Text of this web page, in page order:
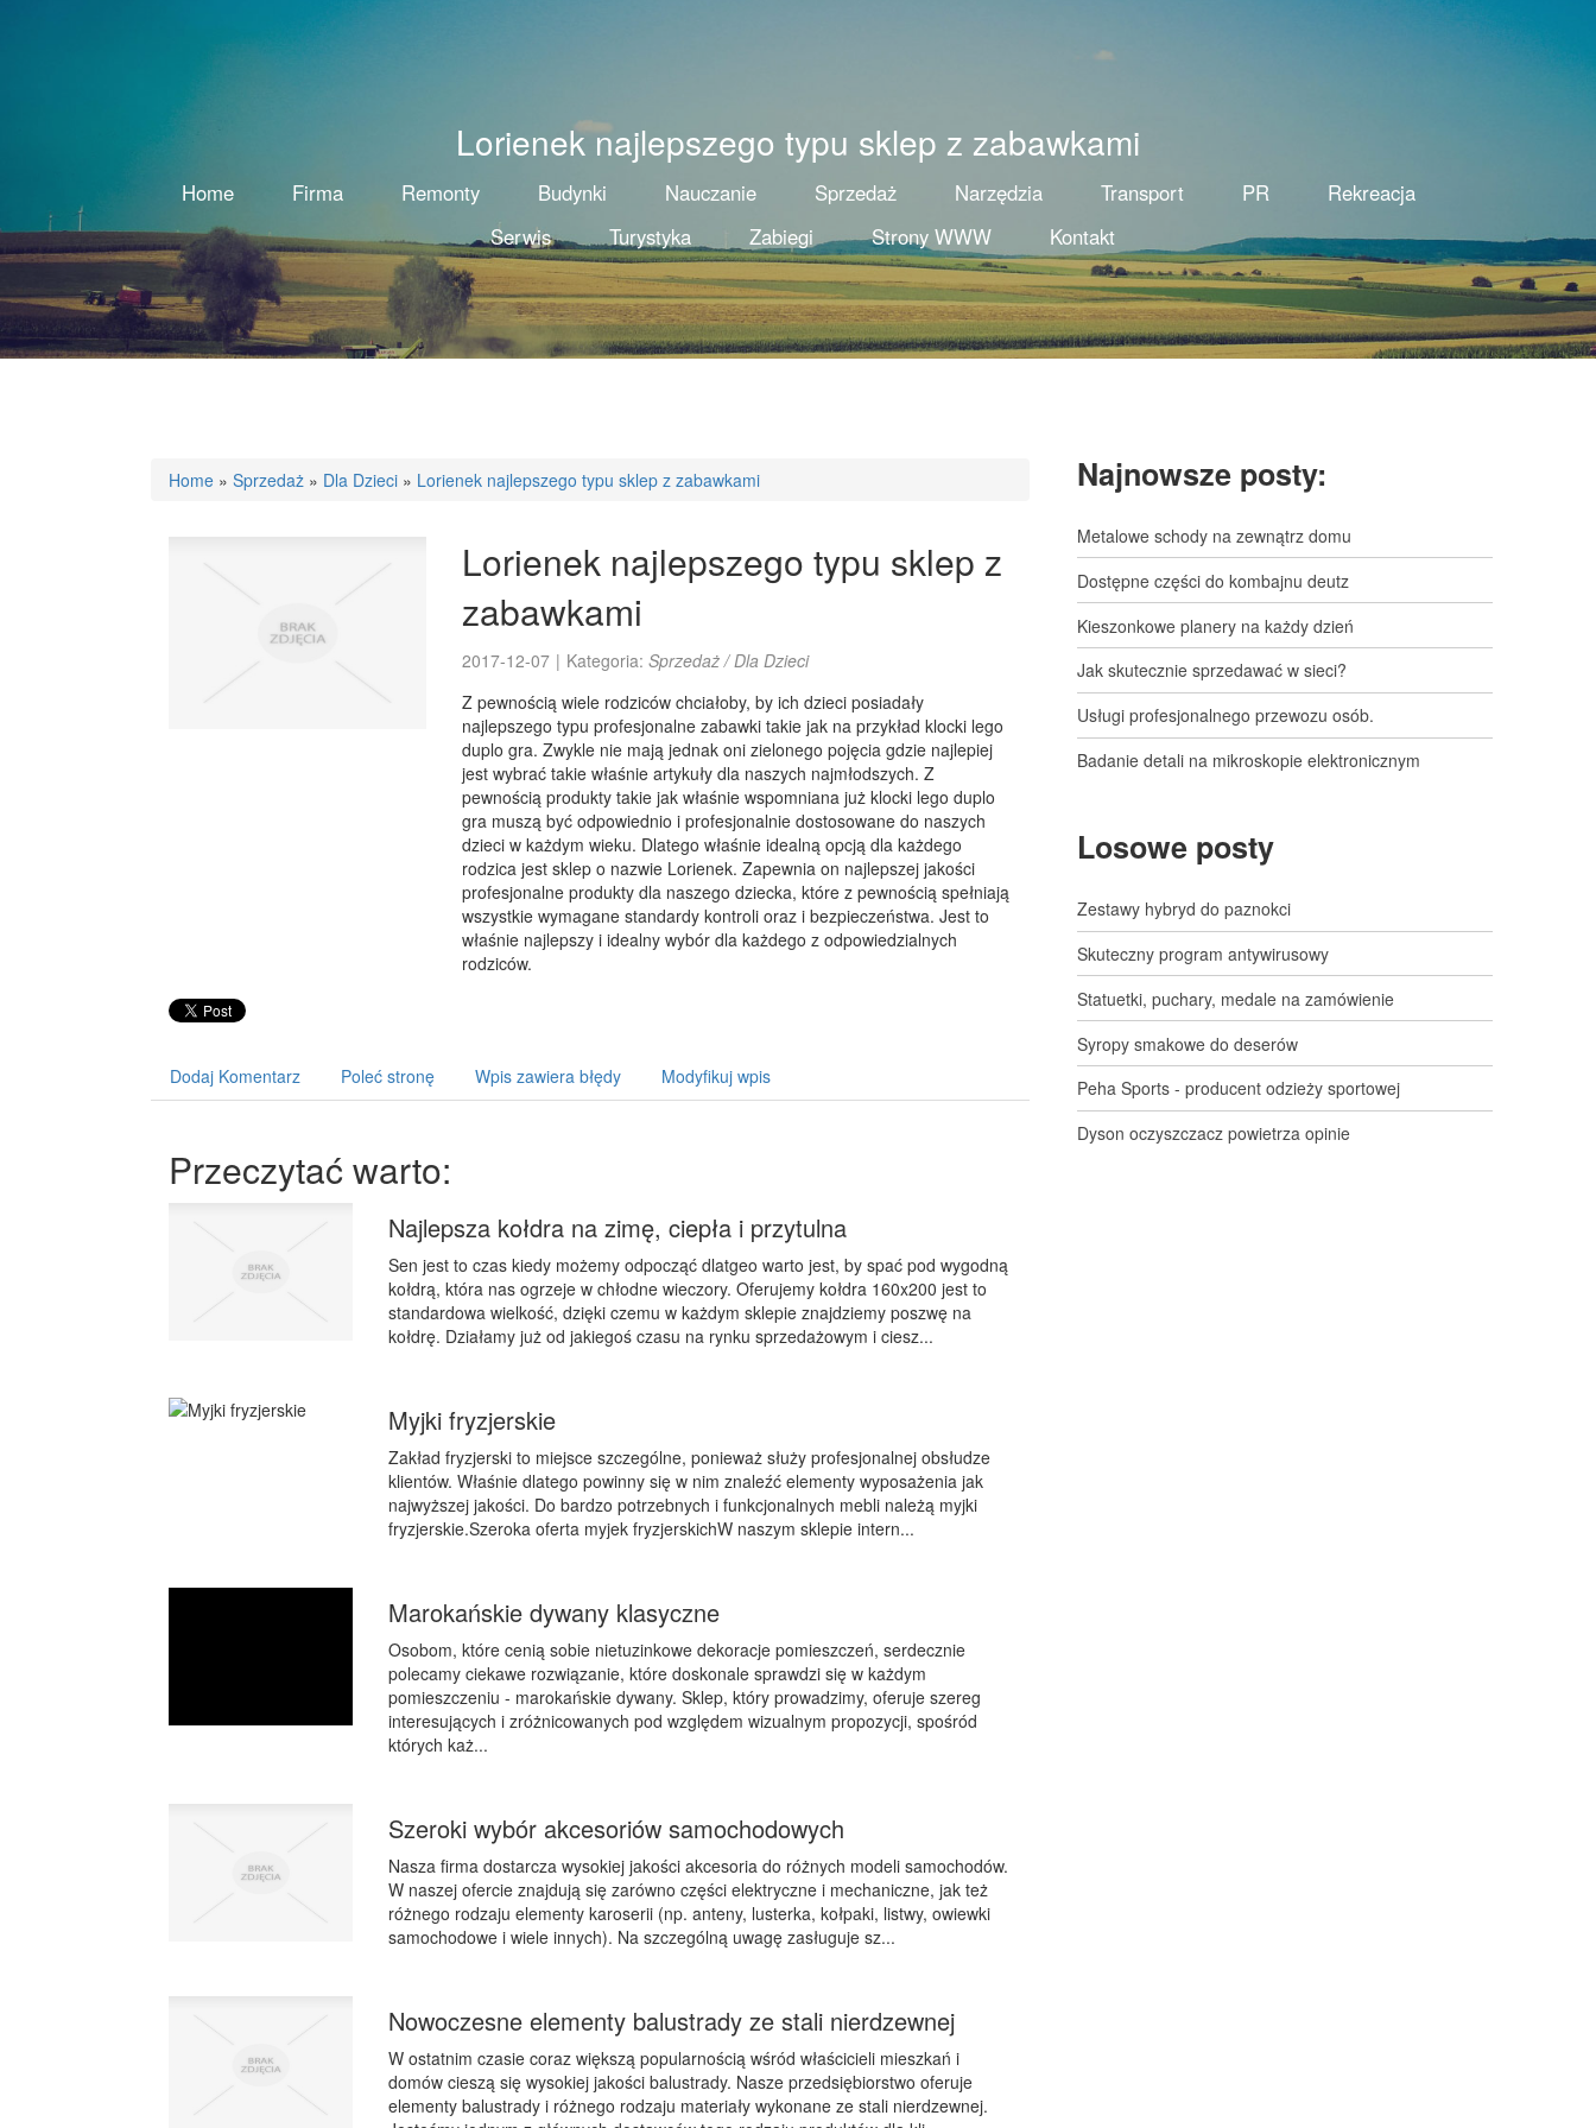
Lorienek najlepszego typu sklep z zabawkami
Home Firma Remonty Budynki Nauczanie Sprzedaż Narzędzia Transport PR
Rekreacja
Serwis
Turystyka Zabiegi Strony WWW Kontakt
Home » Sprzedaż » Dla Dzieci » Lorienek najlepszego typu sklep z zabawkami
Lorienek najlepszego typu sklep z
zabawkami
2017-12-07 | Kategoria: Sprzedaż / Dla Dzieci
Z pewnością wiele rodziców chciałoby, by ich dzieci posiadały
najlepszego typu profesjonalne zabawki takie jak na przykład klocki lego
duplo gra. Zwykle nie mają jednak oni zielonego pojęcia gdzie najlepiej
jest wybrać takie właśnie artykuły dla naszych najmłodszych. Z
pewnością produkty takie jak właśnie wspomniana już klocki lego duplo
gra muszą być odpowiednio i profesjonalnie dostosowane do naszych
dzieci w każdym wieku. Dlatego właśnie idealną opcją dla każdego
rodzica jest sklep o nazwie Lorienek. Zapewnia on najlepszej jakości
profesjonalne produkty dla naszego dziecka, które z pewnością spełniają
wszystkie wymagane standardy kontroli oraz i bezpieczeństwa. Jest to
właśnie najlepszy i idealny wybór dla każdego z odpowiedzialnych
rodziców.
Dodaj Komentarz Poleć stronę Wpis zawiera błędy Modyfikuj wpis
Przeczytać warto:
Najlepsza kołdra na zimę, ciepła i przytulna
Sen jest to czas kiedy możemy odpocząć dlatgeo warto jest, by spać pod wygodną
kołdrą, która nas ogrzeje w chłodne wieczory. Oferujemy kołdra 160x200 jest to
standardowa wielkość, dzięki czemu w każdym sklepie znajdziemy poszwę na
kołdrę. Działamy już od jakiegoś czasu na rynku sprzedażowym i ciesz...
Myjki fryzjerskie
Zakład fryzjerski to miejsce szczególne, ponieważ służy profesjonalnej obsłudze
klientów. Właśnie dlatego powinny się w nim znaleźć elementy wyposażenia jak
najwyższej jakości. Do bardzo potrzebnych i funkcjonalnych mebli należą myjki
fryzjerskie.Szeroka oferta myjek fryzjerskichW naszym sklepie intern...
Marokańskie dywany klasyczne
Osobom, które cenią sobie nietuzinkowe dekoracje pomieszczeń, serdecznie
polecamy ciekawe rozwiązanie, które doskonale sprawdzi się w każdym
pomieszczeniu - marokańskie dywany. Sklep, który prowadzimy, oferuje szereg
interesujących i zróżnicowanych pod względem wizualnym propozycji, spośród
których każ...
Szeroki wybór akcesoriów samochodowych
Nasza firma dostarcza wysokiej jakości akcesoria do różnych modeli samochodów.
W naszej ofercie znajdują się zarówno części elektryczne i mechaniczne, jak też
różnego rodzaju elementy karoserii (np. anteny, lusterka, kołpaki, listwy, owiewki
samochodowe i wiele innych). Na szczególną uwagę zasługuje sz...
Nowoczesne elementy balustrady ze stali nierdzewnej
W ostatnim czasie coraz większą popularnością wśród właścicieli mieszkań i
domów cieszą się wysokiej jakości balustrady. Nasze przedsiębiorstwo oferuje
elementy balustrady i różnego rodzaju materiały wykonane ze stali nierdzewnej.
Najnowsze posty:
Metalowe schody na zewnątrz domu
Dostępne części do kombajnu deutz
Kieszonkowe planery na każdy dzień
Jak skutecznie sprzedawać w sieci?
Usługi profesjonalnego przewozu osób.
Badanie detali na mikroskopie elektronicznym
Losowe posty
Zestawy hybryd do paznokci
Skuteczny program antywirusowy
Statuetki, puchary, medale na zamówienie
Syropy smakowe do deserów
Peha Sports - producent odzieży sportowej
Dyson oczyszczacz powietrza opinie